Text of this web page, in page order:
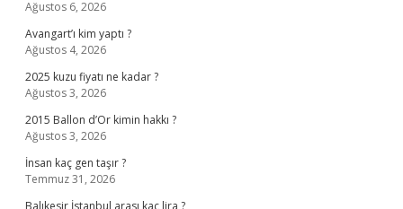
Ağustos 6, 2026
Avangart’ı kim yaptı ?
Ağustos 4, 2026
2025 kuzu fiyatı ne kadar ?
Ağustos 3, 2026
2015 Ballon d’Or kimin hakkı ?
Ağustos 3, 2026
İnsan kaç gen taşır ?
Temmuz 31, 2026
Balıkesir İstanbul arası kaç lira ?